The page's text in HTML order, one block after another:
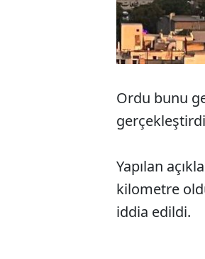
Ordu bunu
Yapılan
kilometre
iddia edildi.